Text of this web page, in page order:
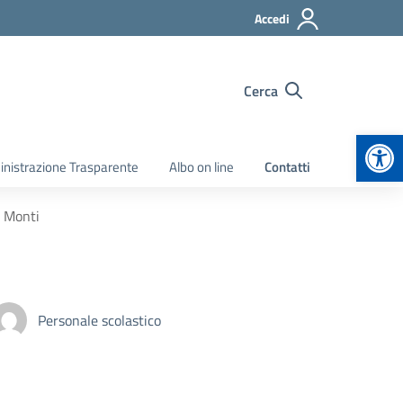
Accedi
Cerca
Trasparente Albo on line Contatti
Monti
Personale scolastico